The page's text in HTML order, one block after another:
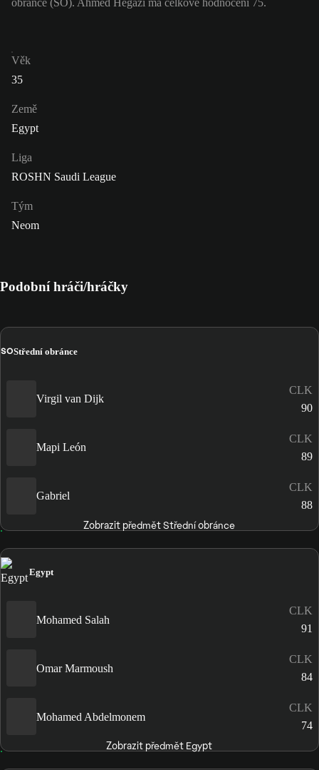
obránce (SO). Ahmed Hegazi má celkové hodnocení 75.
Věk
35
Země
Egypt
Liga
ROSHN Saudi League
Tým
Neom
Podobní hráči/hráčky
SOStřední obránce
Virgil van Dijk
CLK
90
Mapi León
CLK
89
Gabriel
CLK
88
Zobrazit předmět Střední obránce
Egypt
Mohamed Salah
CLK
91
Omar Marmoush
CLK
84
Mohamed Abdelmonem
CLK
74
Zobrazit předmět Egypt